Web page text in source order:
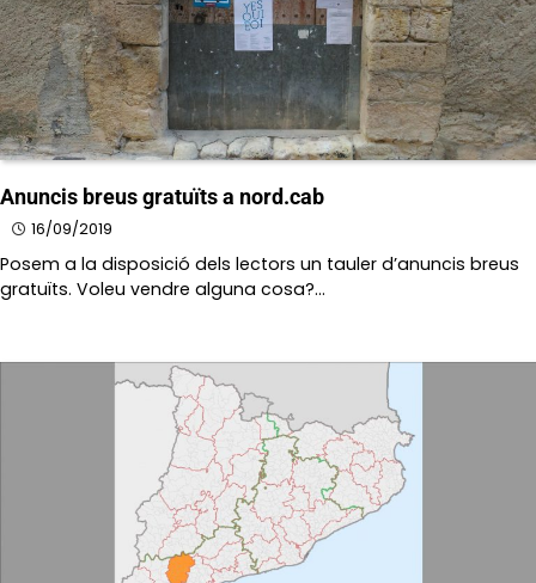
Anuncis breus gratuïts a nord.cab
16/09/2019
Posem a la disposició dels lectors un tauler d’anuncis breus
gratuïts. Voleu vendre alguna cosa?…